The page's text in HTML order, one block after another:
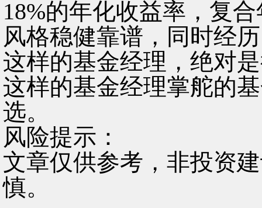
18%的年化收益率，复
风格稳健靠谱，同时经
这样的基金经理，绝对
这样的基金经理掌舵的
选。
风险提示：
文章仅供参考，非投资
慎。